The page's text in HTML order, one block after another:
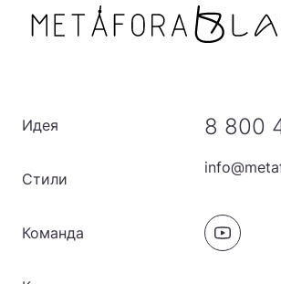
Идея
Стили
Команда
8 800